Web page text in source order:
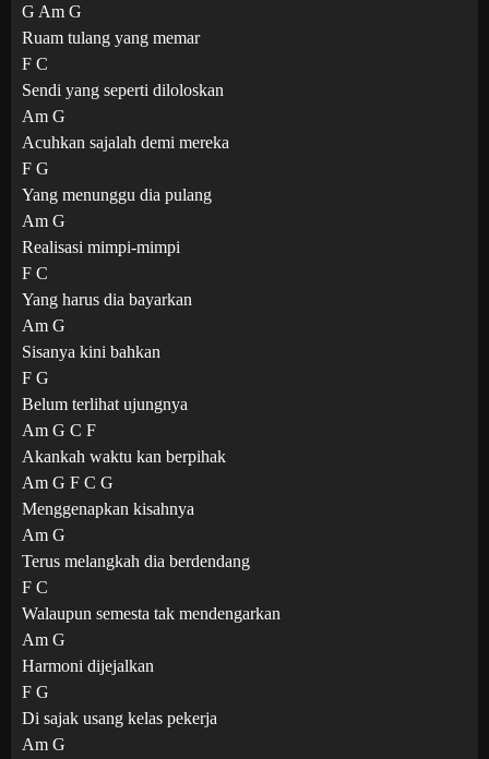
G Am G
Ruam tulang yang memar
F C
Sendi yang seperti diloloskan
Am G
Acuhkan sajalah demi mereka
F G
Yang menunggu dia pulang
Am G
Realisasi mimpi-mimpi
F C
Yang harus dia bayarkan
Am G
Sisanya kini bahkan
F G
Belum terlihat ujungnya
Am G C F
Akankah waktu kan berpihak
Am G F C G
Menggenapkan kisahnya
Am G
Terus melangkah dia berdendang
F C
Walaupun semesta tak mendengarkan
Am G
Harmoni dijejalkan
F G
Di sajak usang kelas pekerja
Am G